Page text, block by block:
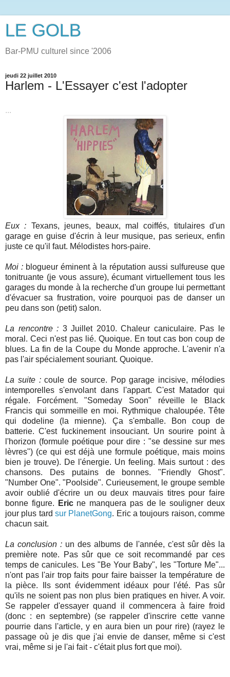
LE GOLB
Bar-PMU culturel since '2006
jeudi 22 juillet 2010
Harlem - L'Essayer c'est l'adopter
...
Eux : Texans, jeunes, beaux, mal coiffés, titulaires d'un
garage en guise d'écrin à leur musique, pas serieux, enfin
juste ce qu'il faut. Mélodistes hors-paire.
Moi : blogueur éminent à la réputation aussi sulfureuse que
tonitruante (je vous assure), écumant virtuellement tous les
garages du monde à la recherche d'un groupe lui permettant
d'évacuer sa frustration, voire pourquoi pas de danser un
peu dans son (petit) salon.
La rencontre : 3 Juillet 2010. Chaleur caniculaire. Pas le
moral. Ceci n'est pas lié. Quoique. En tout cas bon coup de
blues. La fin de la Coupe du Monde approche. L'avenir n'a
pas l'air spécialement souriant. Quoique.
La suite :coule de source. Pop garage incisive, mélodies
intemporelles s'envolant dans l'appart. C'est Matador qui
régale. Forcément. "Someday Soon" réveille le Black
Francis qui sommeille en moi. Rythmique chaloupée. Tête
qui dodeline (la mienne). Ça s'emballe. Bon coup de
batterie. C'est fuckinement insouciant. Un sourire point à
l'horizon (formule poétique pour dire : "se dessine sur mes
lèvres") (ce qui est déjà une formule poétique, mais moins
bien je trouve). De l'énergie. Un feeling. Mais surtout : des
chansons. Des putains de bonnes. "Friendly Ghost".
"Number One". "Poolside". Curieusement, le groupe semble
avoir oublié d'écrire un ou deux mauvais titres pour faire
bonne figure.
Ericne manquera pas de le souligner deux
jour plus tard sur PlanetGong. Eric a toujours raison, comme
chacun sait.
La conclusion : un des albums de l'année, c'est sûr dès la
première note. Pas sûr que ce soit recommandé par ces
temps de canicules. Les "Be Your Baby", les "Torture Me"...
n'ont pas l'air trop faits pour faire baisser la température de
la pièce. Ils sont évidemment idéaux pour l'été. Pas sûr
qu'ils ne soient pas non plus bien pratiques en hiver. A voir.
Se rappeler d'essayer quand il commencera à faire froid
(donc : en septembre) (se rappeler d'inscrire cette vanne
pourrie dans l'article, y en aura bien un pour rire) (rayez le
passage où je dis que j'ai envie de danser, même si c'est
vrai, même si je l'ai fait - c'était plus fort que moi).